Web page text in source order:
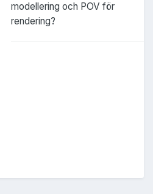
modellering och POV för
rendering?